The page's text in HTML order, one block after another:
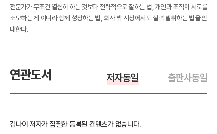
전문가가 무조건 열심히 하는 것보다 전략적으로 잘하는 법, 개인과 조직이 서로를
소모하는 게 아니라 함께 성장하는 법, 회사 밖 시장에서도 실력 발휘하는 법을 안
내한다.
연관도서 출판사동일
저자동일
김나이 저자가 집필한 등록된 컨텐츠가 없습니다.